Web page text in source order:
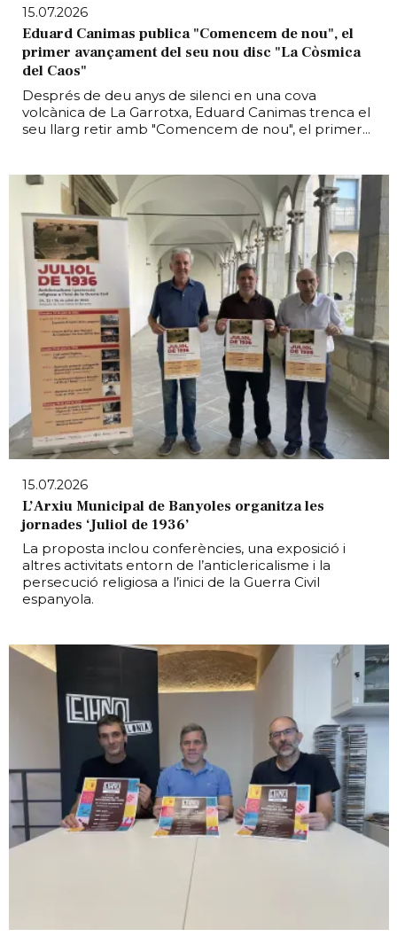
15.07.2026
Eduard Canimas publica "Comencem de nou", el
primer avançament del seu nou disc "La Còsmica
del Caos"
Després de deu anys de silenci en una cova
volcànica de La Garrotxa, Eduard Canimas trenca el
seu llarg retir amb "Comencem de nou", el primer...
15.07.2026
L’Arxiu Municipal de Banyoles organitza les
jornades ‘Juliol de 1936’
La proposta inclou conferències, una exposició i
altres activitats entorn de l’anticlericalisme i la
persecució religiosa a l’inici de la Guerra Civil
espanyola.